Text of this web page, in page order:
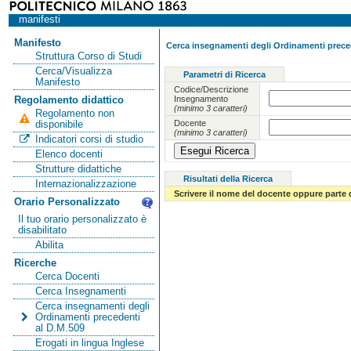
manifesti
Manifesto
Struttura Corso di Studi
Cerca/Visualizza
Manifesto
Regolamento didattico
Regolamento non
disponibile
Indicatori corsi di studio
Elenco docenti
Strutture didattiche
Internazionalizzazione
Orario Personalizzato
Il tuo orario personalizzato è
disabilitato
Abilita
Ricerche
Cerca Docenti
Cerca Insegnamenti
Cerca insegnamenti degli
Ordinamenti precedenti
al D.M.509
Erogati in lingua Inglese
Cerca insegnamenti degli Ordinamenti
Parametri di Ricerca
Codice/Descrizione
Insegnamento
(minimo 3 caratteri)
Docente
(minimo 3 caratteri)
Risultati della Ricerca
Scrivere il nome del docente oppure